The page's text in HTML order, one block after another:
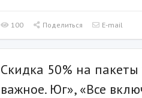
100 Поделиться E-mail
Скидка 50% на пакеты
важное. Юг», «Все